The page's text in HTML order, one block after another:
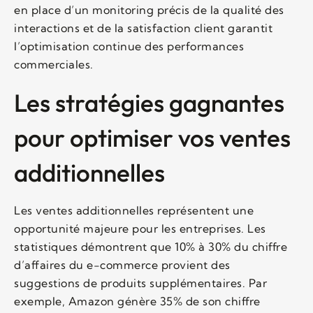
en place d’un monitoring précis de la qualité des
interactions et de la satisfaction client garantit
l’optimisation continue des performances
commerciales.
Les stratégies gagnantes
pour optimiser vos ventes
additionnelles
Les ventes additionnelles représentent une
opportunité majeure pour les entreprises. Les
statistiques démontrent que 10% à 30% du chiffre
d’affaires du e-commerce provient des
suggestions de produits supplémentaires. Par
exemple, Amazon génère 35% de son chiffre